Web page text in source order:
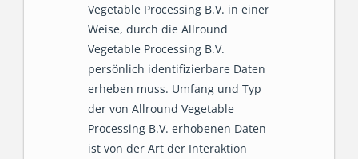
Vegetable Processing B.V. in einer
Weise, durch die Allround
Vegetable Processing B.V.
persönlich identifizierbare Daten
erheben muss. Umfang und Typ
der von Allround Vegetable
Processing B.V. erhobenen Daten
ist von der Art der Interaktion